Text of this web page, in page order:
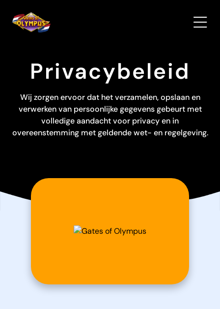
Privacybeleid
Wij zorgen ervoor dat het verzamelen, opslaan en
verwerken van persoonlijke gegevens gebeurt met
volledige aandacht voor privacy en in
overeenstemming met geldende wet- en regelgeving.